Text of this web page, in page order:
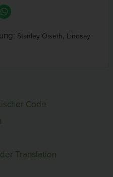
Stanley Oiseth, Lindsay
Code
Translation